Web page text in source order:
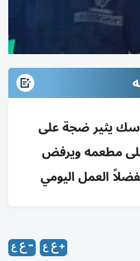
يثير ضجة على
على مطعمه ويرفض
العمل اليومي